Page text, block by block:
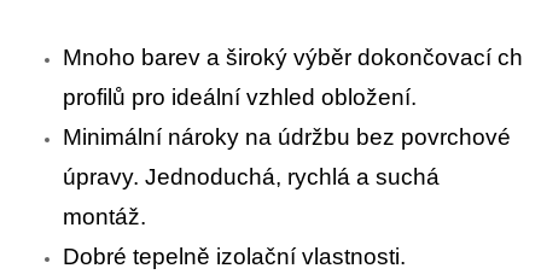
Mnoho barev a široký výběr dokončovací ch
profilů pro ideální vzhled obložení.
Minimální nároky na údržbu bez povrchové
úpravy. Jednoduchá, rychlá a suchá
montáž.
Dobré tepelně izolační vlastnosti.